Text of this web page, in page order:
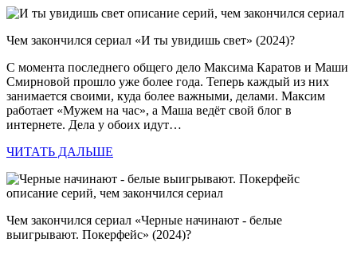
Чем закончился сериал «И ты увидишь свет» (2024)?
C момента последнего общего дело Максима Каратов и Маши
Смирновой прошло уже более года. Теперь каждый из них
занимается своими, куда более важными, делами. Максим
работает «Мужем на час», а Маша ведёт свой блог в
интернете. Дела у обоих идут…
ЧИТАТЬ ДАЛЬШЕ
Чем закончился сериал «Черные начинают - белые
выигрывают. Покерфейс» (2024)?